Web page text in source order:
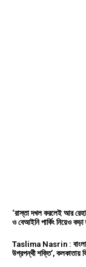
‘রাস্তা দখল করলেই আর
ও বেআইনি পার্কিং নিয়েও কড়া
Taslima Nasrin :
উগ্রপন্থী শক্তি’,